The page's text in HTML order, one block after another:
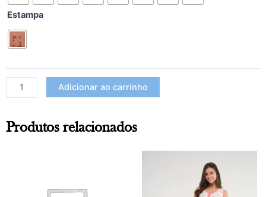
Estampa
Adicionar ao carrinho
Produtos relacionados